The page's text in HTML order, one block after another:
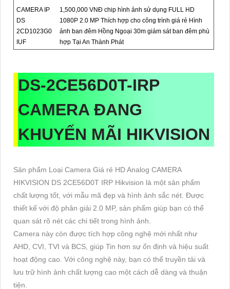
CAMERA IP
DS
2CD1023G0
IUF
1,500,000 VNĐ chip hình ảnh sử dụng FULL HD
1080P 2.0 MP Thích hợp cho công trình giá rẻ Hình
ảnh ban đêm Hồng Ngoại 30m giám sát ban đêm phù
hợp Tại An Thành Phát
DS-2CE56D0T-IRP
CAMERA ĐANG
KHUYẾN MÃI HIKVISION
Sản phẩm Loại Camera Giá rẻ HD Analog CAMERA
HIKVISION DS 2CE56D0T IRP Hikvision là một sản phẩm
chất lượng tốt, với mẫu mã đẹp và hình ảnh sắc nét. Được
thiết kế với độ phân giải 2.0 MP, sản phẩm giúp bạn có thể
quan sát rõ nét các chi tiết trong hình ảnh.
Camera này còn được tích hợp công nghệ mới nhất như
AHD, CVI, TVI và BCS, giúp Tin hơn sự ổn định và hiệu suất
hoạt động cao. Với công nghệ này, bạn có thể truyền tải và
lưu trữ hình ảnh chất lượng cao một cách dễ dàng và thuận
tiện.